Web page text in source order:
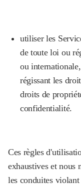
utiliser les
de toute loi ou
ou
régissant les
droits de
confidentialité.
Ces règles
exhaustives et nous
les conduites